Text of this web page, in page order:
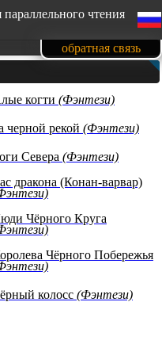
параллельного чтения
под мобильные
нашей базе на данный
с образовательной
обратная связь
когти (Фэнтези)
черной рекой (Фэнтези)
Севера (Фэнтези)
дракона (Конан-варвар)
Чёрного Круга
Чёрного Побережья
колосс (Фэнтези)